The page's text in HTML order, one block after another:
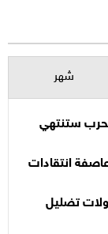
شهر
ستنتهي
انتقادات
تضليل